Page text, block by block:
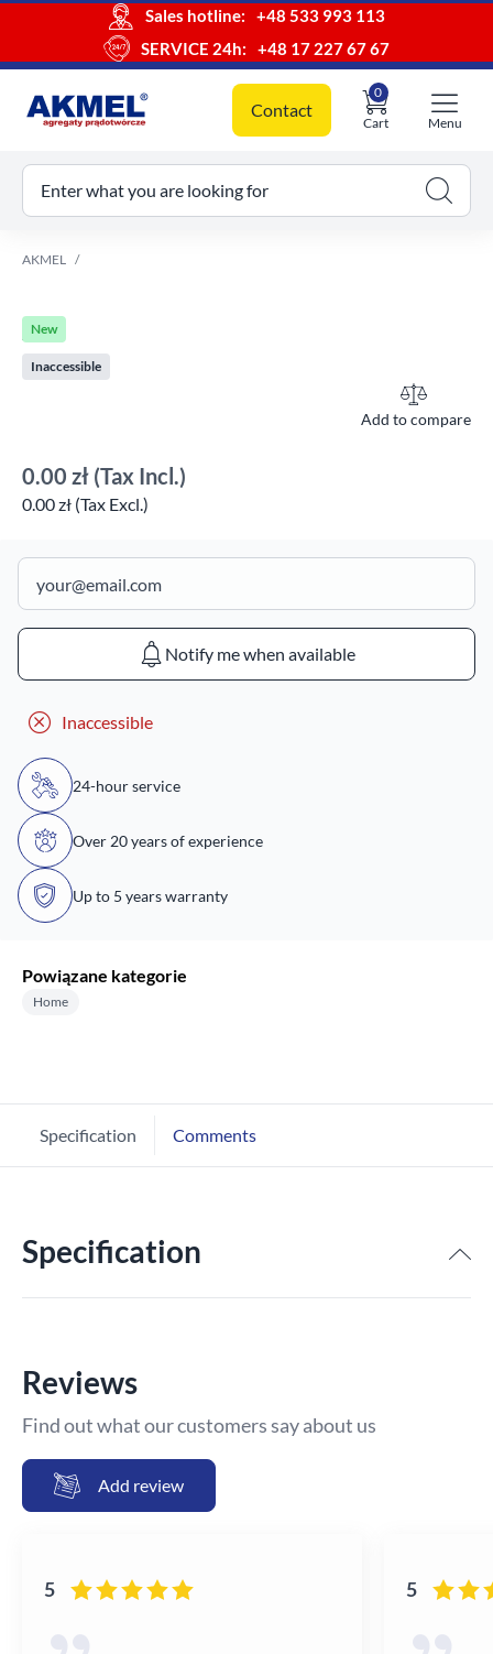
Sales hotline:
+48 533 993 113
SERVICE 24h:
+48 17 227 67 67
Contact
Cart
0
cart
Menu
Enter what you are looking for
AKMEL
New
Inaccessible
Add to compare
0.00 zł (Tax Incl.)
0.00 zł (Tax Excl.)
Notify me when available
Inaccessible
24-hour service
Over 20 years of experience
Up to 5 years warranty
Powiązane kategorie
Home
Specification Comments
Specification
Reviews
Find out what our customers say about us
Add review
5 5